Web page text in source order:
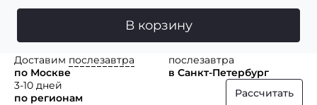
В корзину
Доставим послезавтра
по Москве
послезавтра
в Санкт-Петербург
3-10 дней
по регионам
Рассчитать